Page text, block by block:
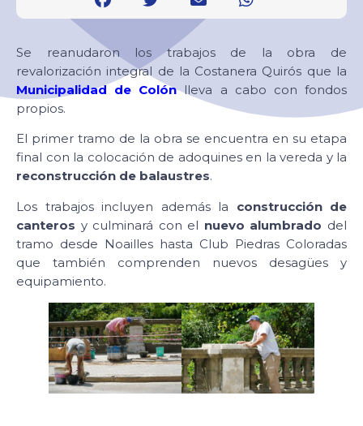
Se reanudaron los trabajos de la obra de
revalorización integral de la Costanera Quirós que la
Municipalidad de Colónlleva a cabo con fondos
propios.
El primer tramo de la obra se encuentra en su etapa
final con la colocación de adoquines en la vereda y la
reconstrucción de balaustres.
Los trabajos incluyen además la construcción de
canteros y culminará con el nuevo alumbrado del
tramo desde Noailles hasta Club Piedras Coloradas
que también comprenden nuevos desagües y
equipamiento.